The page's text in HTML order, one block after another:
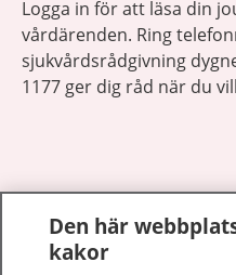
Logga in för att läsa din
vårdärenden. Ring
sjukvårdsrådgivning
1177 ger dig råd när du
1177 på flera språk
Den här
kakor